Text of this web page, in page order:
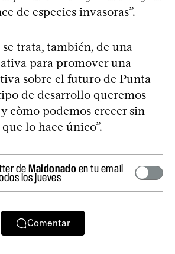
de especies invasoras”.
trata, también, de una
para promover una
sobre el futuro de Punta
de desarrollo queremos
còmo podemos crecer sin
lo hace único”.
deMaldonado en tu email
los jueves
Comentar